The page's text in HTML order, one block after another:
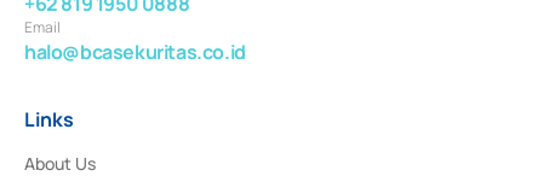
Email
halo@bcasekuritas.co.id
Links
About Us